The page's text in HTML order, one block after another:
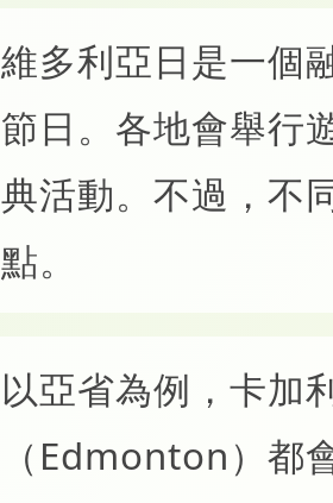
維多利亞日是一個
節日。各地會舉行
典活動。不過，不
點。
以亞省為例，卡加
（Edmonton）都